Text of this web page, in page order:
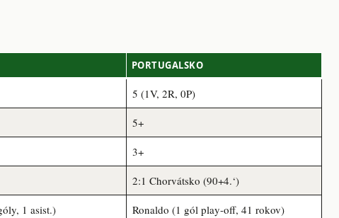
PORTUGALSKO
5 (1V, 2R, 0P)
5+
3+
2:1 Chorvátsko (90+4.‘)
1 asist.) Ronaldo (1 gól play-off, 41 rokov)